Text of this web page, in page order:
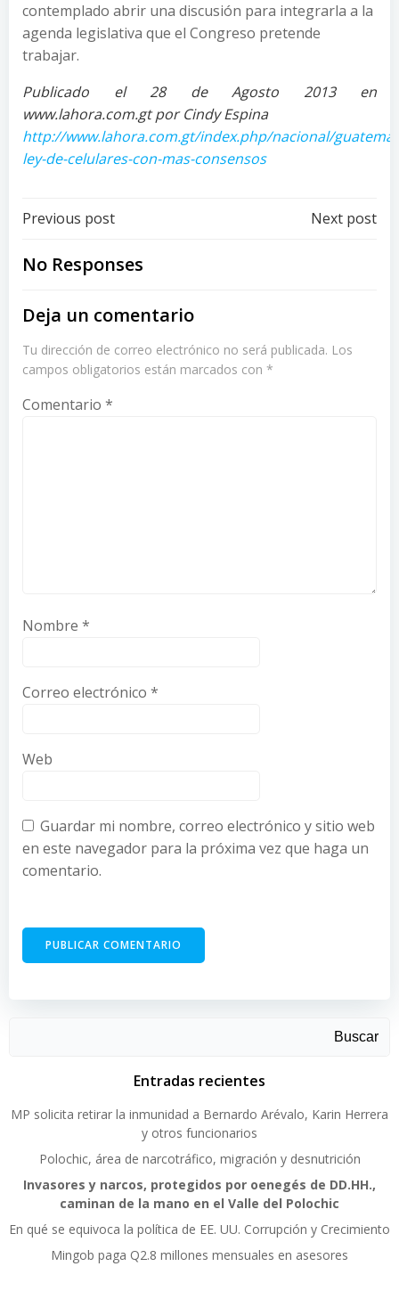
contemplado abrir una discusión para integrarla a la
agenda legislativa que el Congreso pretende
trabajar.
Publicado el 28 de Agosto 2013 en
www.lahora.com.gt por Cindy Espina
http://www.lahora.com.gt/index.php/nacional/
ley-de-celulares-con-mas-consensos
Post
navigation
Previous post Next post
No Responses
Deja un comentario
Tu dirección de correo electrónico no será publicada. Los
campos obligatorios están marcados con *
Comentario *
Nombre *
Correo electrónico *
Web
Guardar mi nombre, correo electrónico y sitio web
en este navegador para la próxima vez que haga un
comentario.
Buscar
Entradas recientes
MP solicita retirar la inmunidad a Bernardo Arévalo, Karin Herrera
y otros funcionarios
Polochic, área de narcotráfico, migración y desnutrición
Invasores y narcos, protegidos por oenegés de DD.HH.,
caminan de la mano en el Valle del Polochic
En qué se equivoca la política de EE. UU. Corrupción y Crecimiento
Mingob paga Q2.8 millones mensuales en asesores